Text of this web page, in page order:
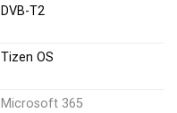
DVB-T2
Tizen OS
Microsoft 365